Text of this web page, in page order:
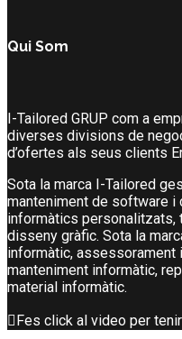
Qui Som
I-Tailored GRUP com a
diverses divisions de
d’ofertes als seus clients
Sota la marca I-Tailored
manteniment de software i
informàtics personalitzats,
disseny gràfic. Sota la
informàtic, assessorament
manteniment informàtic,
material informàtic.
Fes click al video per